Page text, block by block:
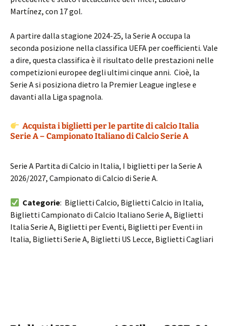
Martínez, con 17 gol.
A partire dalla stagione 2024-25, la Serie A occupa la
seconda posizione nella classifica UEFA per coefficienti. Vale
a dire, questa classifica è il risultato delle prestazioni nelle
competizioni europee degli ultimi cinque anni. Cioè, la
Serie A si posiziona dietro la Premier League inglese e
davanti alla Liga spagnola.
Acquista i biglietti per le partite di calcio Italia
Serie A – Campionato Italiano di Calcio Serie A
Serie A Partita di Calcio in Italia, I biglietti per la Serie A
2026/2027, Campionato di Calcio di Serie A.
Categorie: Biglietti Calcio, Biglietti Calcio in Italia,
Biglietti Campionato di Calcio Italiano Serie A, Biglietti
Italia Serie A, Biglietti per Eventi, Biglietti per Eventi in
Italia, Biglietti Serie A, Biglietti US Lecce, Biglietti Cagliari